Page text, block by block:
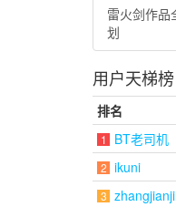
雷火剑作品
划
用户天梯榜
排名
1 BT老司机
2 ikuni
3